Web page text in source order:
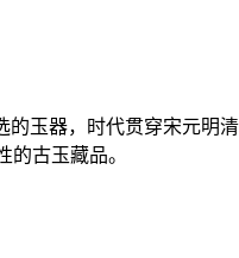
玉器，时代贯穿宋元明
古玉藏品。